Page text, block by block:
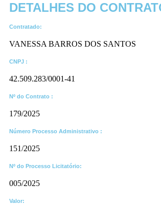
DETALHES DO
Contratado:
VANESSA BARROS DOS SANTOS
CNPJ :
42.509.283/0001-41
Nº do Contrato :
179/2025
Número Processo Administrativo :
151/2025
Nº do Processo Licitatório:
005/2025
Valor: